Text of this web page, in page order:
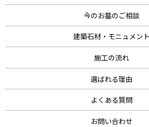
今のお墓のご相談
建築石材・モニュメント
施工の流れ
選ばれる理由
よくある質問
お問い合わせ